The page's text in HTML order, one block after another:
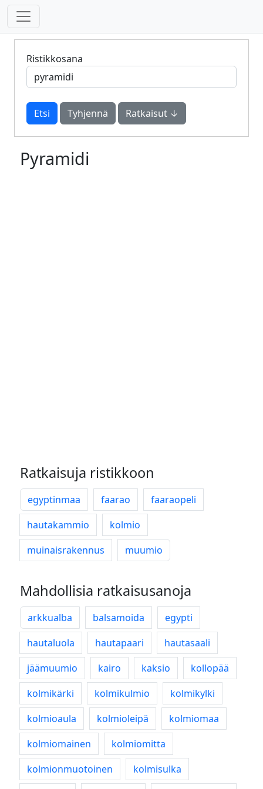
Ristikkosana
Tyhjennä Ratkaisut ↓
Pyramidi
Ratkaisuja ristikkoon
egyptinmaa faarao
faaraopeli
hautakammio
kolmio
muinaisrakennus
muumio
Mahdollisia ratkaisusanoja
arkkualba balsamoida
egypti
hautaluola
hautapaari
hautasaali
jäämuumio
kairo kaksio
kollopää
kolmikärki
kolmikulmio
kolmikylki
kolmioaula
kolmioleipä
kolmiomaa
kolmiomainen
kolmiomitta
kolmionmuotoinen
kolmisulka